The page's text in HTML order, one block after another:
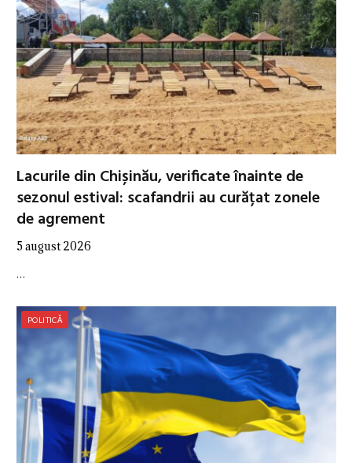
Lacurile din Chișinău, verificate înainte de
sezonul estival: scafandrii au curățat zonele
de agrement
5 august 2026
…
POLITICĂ